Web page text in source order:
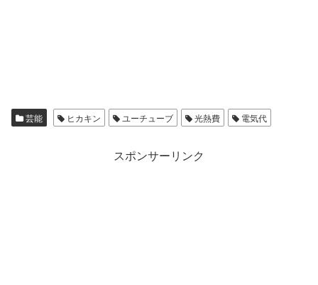
芸能 ヒカキン ユーチューブ 光熱費 電気代
スポンサーリンク